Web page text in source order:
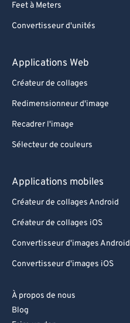
Feet à Meters
Convertisseur d'unités
Applications Web
Créateur de collages
Redimensionneur d'image
Recadrer l'image
Sélecteur de couleurs
Applications mobiles
Créateur de collages Android
Créateur de collages iOS
Convertisseur d'images Android
Convertisseur d'images iOS
À propos de nous
Blog